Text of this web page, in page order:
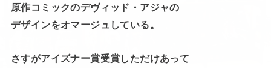
原作コミックのデヴィッド・アジャの
デザインをオマージュしている。
さすがアイズナー賞受賞しただけあって